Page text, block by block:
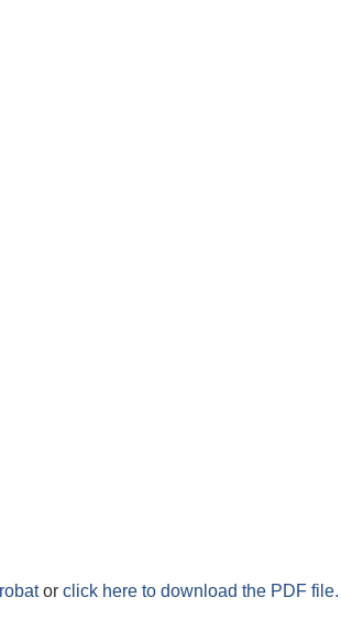
or click here to download the PDF file.